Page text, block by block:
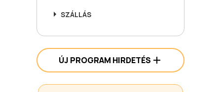
SZÁLLÁS
ÚJ PROGRAM HIRDETÉS